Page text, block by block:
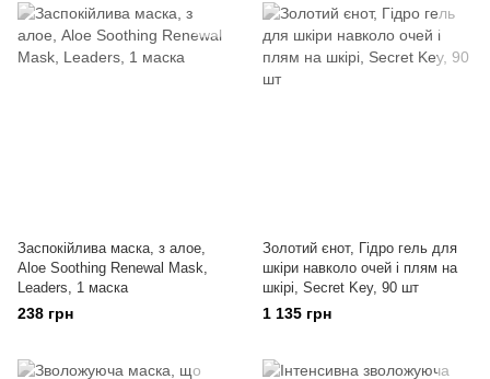
Заспокійлива маска, з алое,
Aloe Soothing Renewal Mask,
Leaders, 1 маска
238 грн
Золотий єнот, Гідро гель для
шкіри навколо очей і плям на
шкірі, Secret Key, 90 шт
1 135 грн